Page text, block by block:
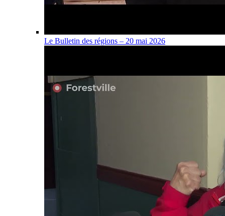
Le Bulletin des régions – 20 mai 2026